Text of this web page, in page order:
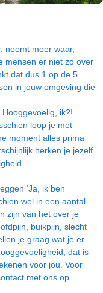
neemt meer waar,
mensen er niet zo over
dat dus 1 op de 5
in jouw omgeving die
ik?!
loop je met
moment alles prima
herken je jezelf
‘Ja, ik ben
wel in een aantal
zijn van het over je
buikpijn, slecht
je graag wat je er
dat is
voor jou. Voor
met ons op.